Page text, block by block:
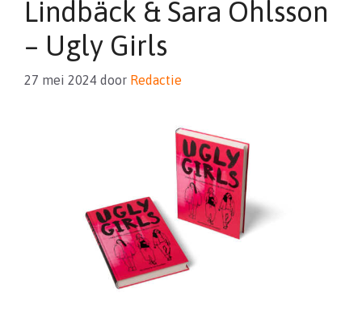
Lindbäck & Sara Ohlsson
– Ugly Girls
27 mei 2024 door Redactie